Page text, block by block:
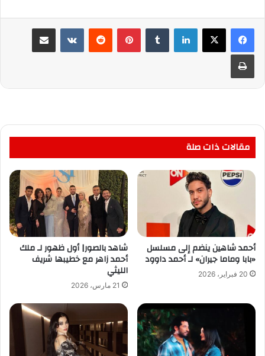
لينكدإن بينتيريست مشاركة عبر البريد
طباعة
مقالات ذات صلة
أحمد شاهين ينضم إلى مسلسل
«بابا وماما جيران» لـ أحمد داوود
20 فبراير، 2026
شاهد بالصور| أول ظهور لـ ملك
أحمد زاهر مع خطيبها شريف
الليثي
21 مارس، 2026